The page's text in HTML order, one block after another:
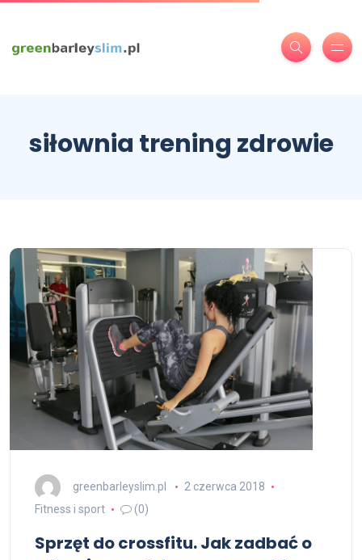
siłownia trening zdrowie
greenbarleyslim.pl
2 czerwca 2018
Fitness i sport
(0)
Sprzęt do crossfitu. Jak zadbać o